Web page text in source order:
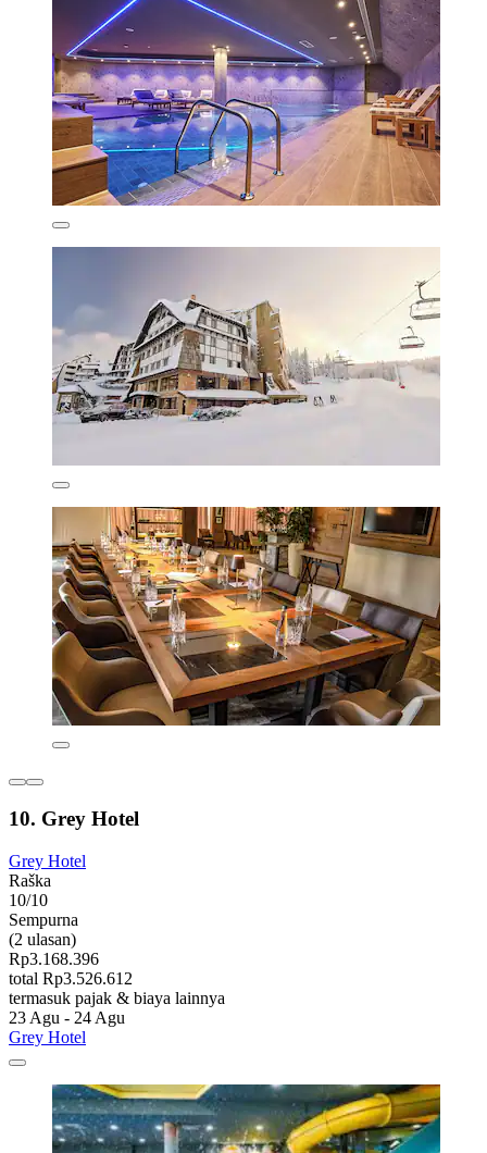
10. Grey Hotel
Grey Hotel
Raška
10/10
Sempurna
(2 ulasan)
Rp3.168.396
total Rp3.526.612
termasuk pajak & biaya lainnya
23 Agu - 24 Agu
Grey Hotel